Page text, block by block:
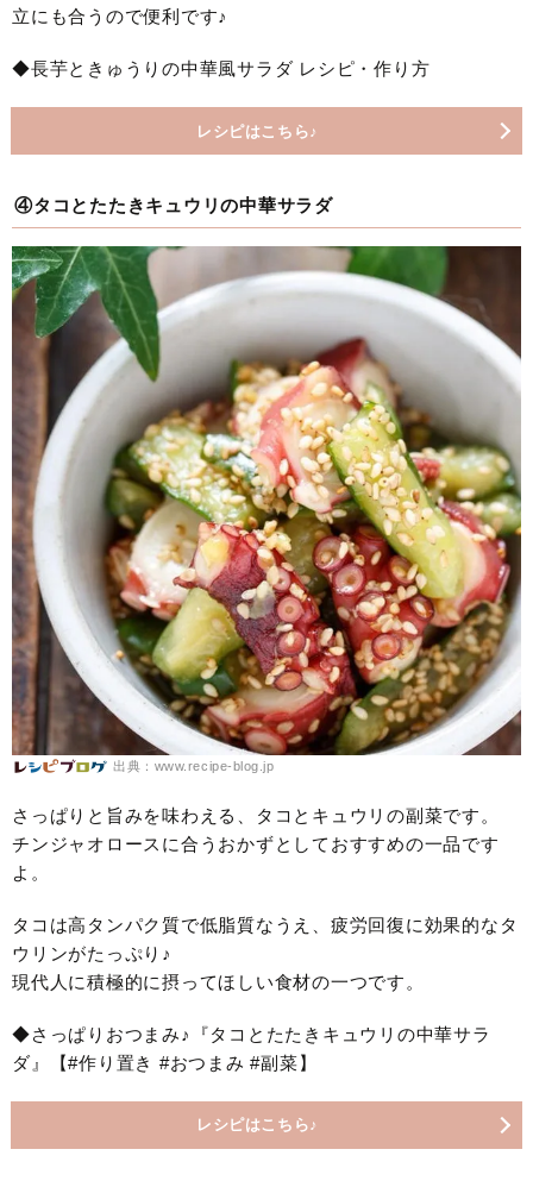
立にも合うので便利です♪
◆長芋ときゅうりの中華風サラダ レシピ・作り方
レシピはこちら♪
④タコとたたきキュウリの中華サラダ
出典：www.recipe-blog.jp
さっぱりと旨みを味わえる、タコとキュウリの副菜です。
チンジャオロースに合うおかずとしておすすめの一品です
よ。
タコは高タンパク質で低脂質なうえ、疲労回復に効果的なタ
ウリンがたっぷり♪
現代人に積極的に摂ってほしい食材の一つです。
◆さっぱりおつまみ♪『タコとたたきキュウリの中華サラ
ダ』【#作り置き #おつまみ #副菜】
レシピはこちら♪